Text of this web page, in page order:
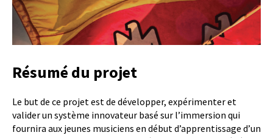
Résumé du projet
Le but de ce projet est de développer, expérimenter et
valider un système innovateur basé sur l’immersion qui
fournira aux jeunes musiciens en début d’apprentissage d’un